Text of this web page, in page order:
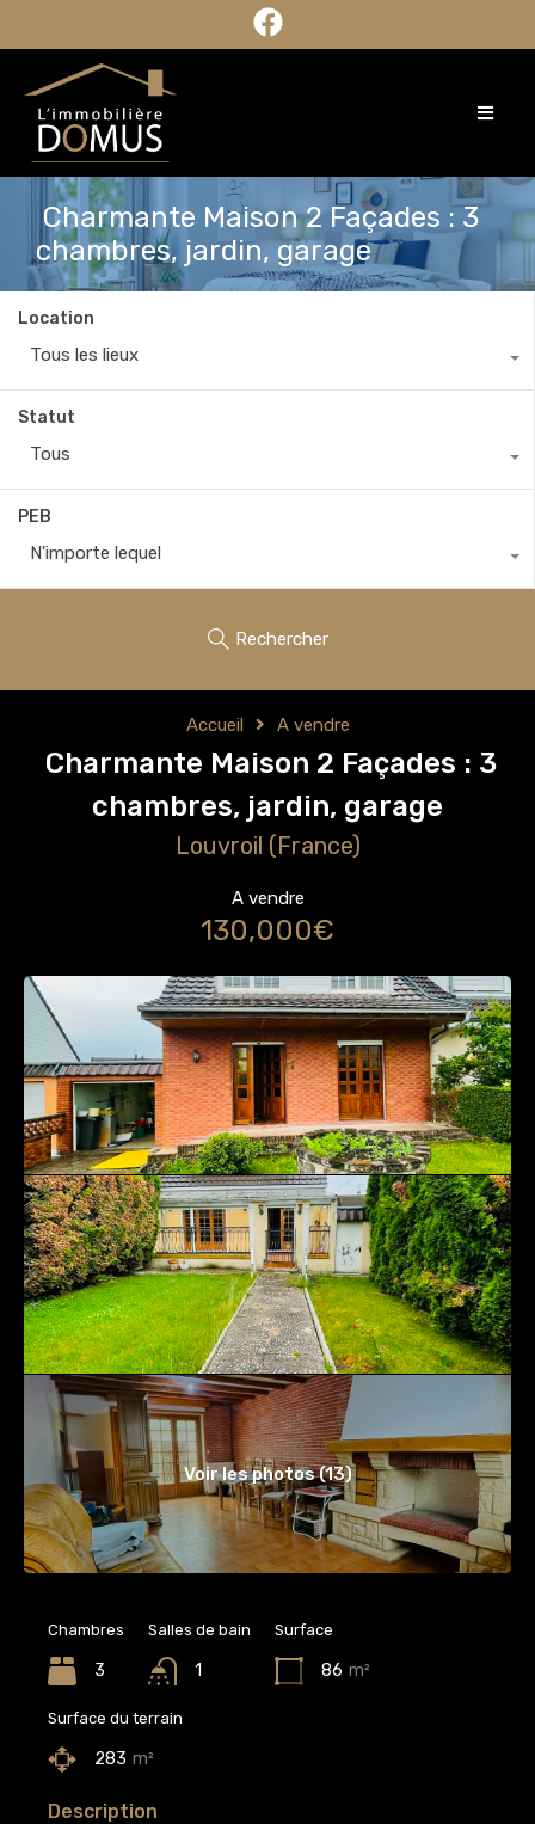
Charmante Maison 2 Façades : 3
chambres, jardin, garage
Location
Tous les lieux
Statut
Tous
PEB
N'importe lequel
Rechercher
Accueil A vendre
Charmante Maison 2 Façades : 3
chambres, jardin, garage
Louvroil (France)
A vendre
130,000€
Voir les photos (13)
Chambres
3
Salles de bain
1
Surface
86 m²
Surface du terrain
283 m²
Description